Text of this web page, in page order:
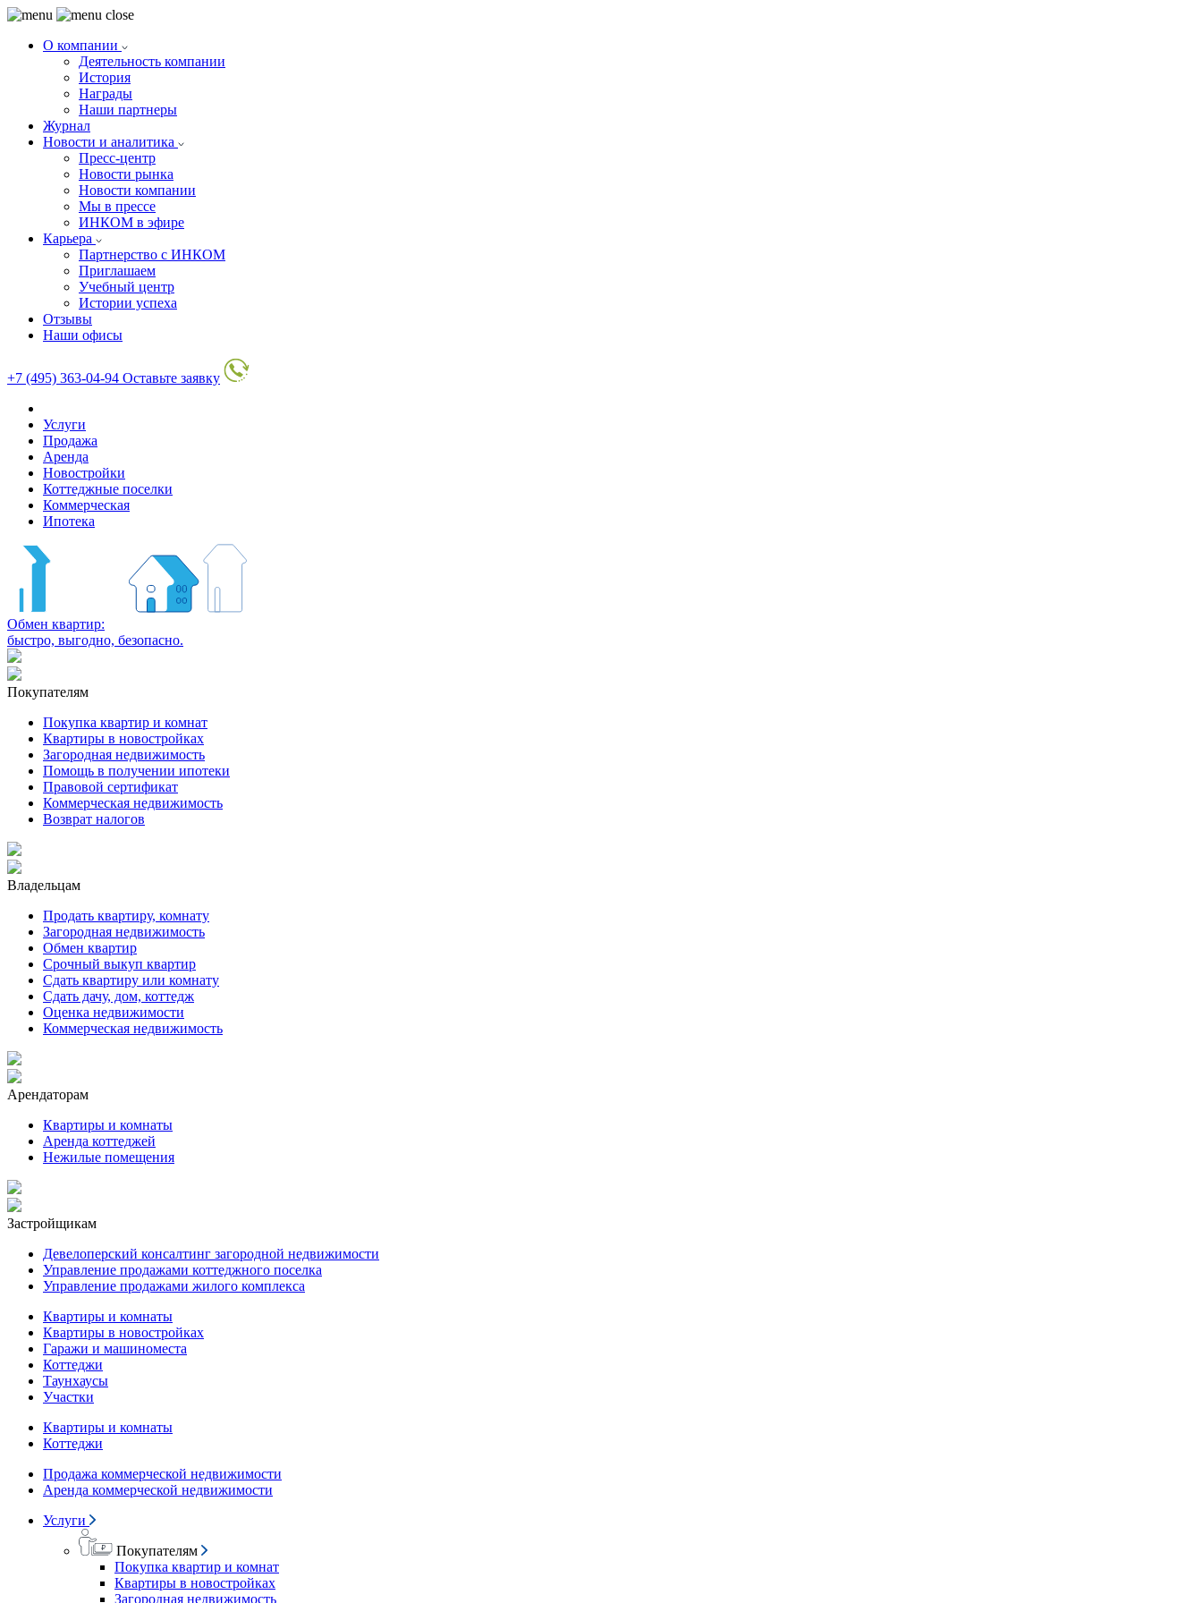
О компании
Деятельность компании
История
Награды
Наши партнеры
Журнал
Новости и аналитика
Пресс-центр
Новости рынка
Новости компании
Мы в прессе
ИНКОМ в эфире
Карьера
Партнерство с ИНКОМ
Приглашаем
Учебный центр
Истории успеха
Отзывы
Наши офисы
+7 (495) 363-04-94 Оставьте заявку
Услуги
Продажа
Аренда
Новостройки
Коттеджные поселки
Коммерческая
Ипотека
Обмен квартир:
быстро, выгодно, безопасно.
Покупателям
Покупка квартир и комнат
Квартиры в новостройках
Загородная недвижимость
Помощь в получении ипотеки
Правовой сертификат
Коммерческая недвижимость
Возврат налогов
Владельцам
Продать квартиру, комнату
Загородная недвижимость
Обмен квартир
Срочный выкуп квартир
Сдать квартиру или комнату
Сдать дачу, дом, коттедж
Оценка недвижимости
Коммерческая недвижимость
Арендаторам
Квартиры и комнаты
Аренда коттеджей
Нежилые помещения
Застройщикам
Девелоперский консалтинг загородной недвижимости
Управление продажами коттеджного поселка
Управление продажами жилого комплекса
Квартиры и комнаты
Квартиры в новостройках
Гаражи и машиноместа
Коттеджи
Таунхаусы
Участки
Квартиры и комнаты
Коттеджи
Продажа коммерческой недвижимости
Аренда коммерческой недвижимости
Услуги
Покупателям
Покупка квартир и комнат
Квартиры в новостройках
Загородная недвижимость